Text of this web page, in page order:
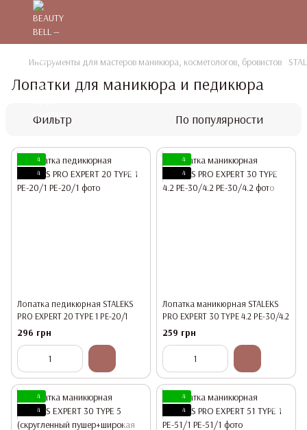
Инструменты для мастеров маникюра, косметологов, бровистов
Лопатки для маникюра и педикюра
Фильтр По популярности
4
4
Лопатка педикюрная STALEKS
PRO EXPERT 20 TYPE 1 PE-20/1
296 грн
4
4
Лопатка маникюрная STALEKS
PRO EXPERT 30 TYPE 4.2 PE-30/4.2
259 грн
4
4
4
4